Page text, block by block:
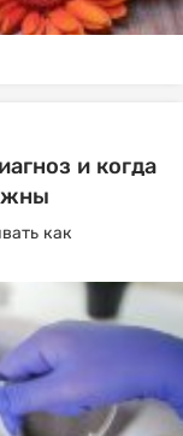
и когда
как